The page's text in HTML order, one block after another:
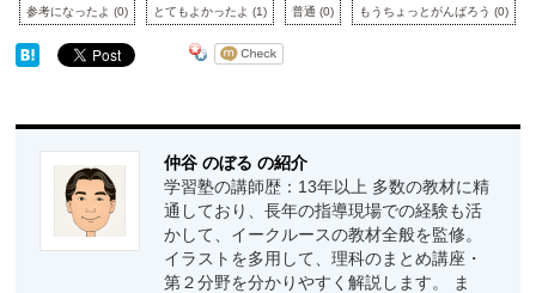
参考になったよ(0) とてもよかったよ(1) 普通(0) もうちょっとがんばろう(0)
仲谷 のぼる の紹介
学習塾の講師歴：13年以上 多数の教材に精
通しており、長年の指導現場での経験も活
かして、イークルースの教材全般を監修。
イラストを多用して、理科のまとめ講座・
第２分野を分かりやすく解説します。 ま